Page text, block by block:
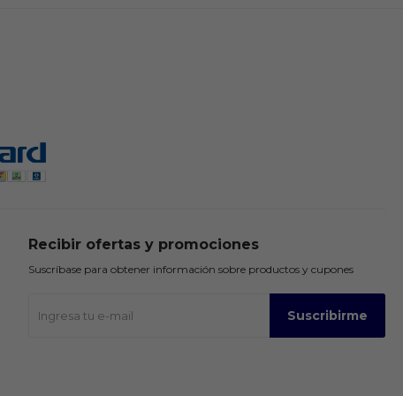
Recibir ofertas y promociones
Suscríbase para obtener información sobre productos y cupones
Suscribirme